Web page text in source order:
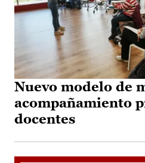
Nuevo modelo de
acompañamiento
docentes